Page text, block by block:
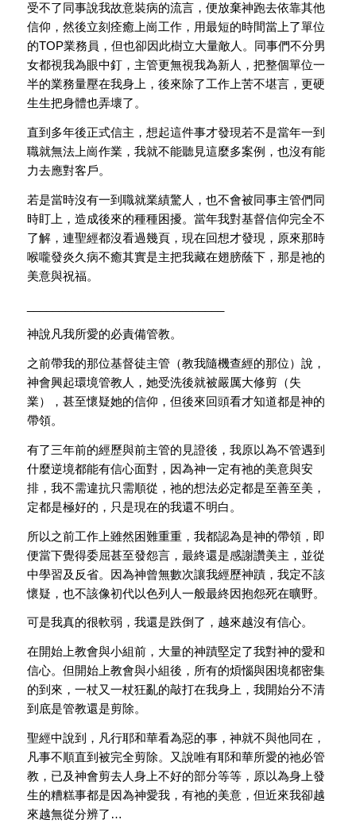
受不了同事說我故意裝病的流言，便放棄神跑去依靠其他
信仰， 然後立刻痊癒上崗工作，用最短的時間當上了單位
的TOP業務員， 但也卻因此樹立大量敵人。同事們不分男
女都視我為眼中釘， 主管更無視我為新人，把整個單位一
半的業務量壓在我身上， 後來除了工作上苦不堪言，更硬
生生把身體也弄壞了。
直到多年後正式信主， 想起這件事才發現若不是當年一到
職就無法上崗作業， 我就不能聽見這麼多案例，也沒有能
力去應對客戶。
若是當時沒有一到職就業績驚人，也不會被同事主管們同
時盯上， 造成後來的種種困擾。當年我對基督信仰完全不
了解， 連聖經都沒看過幾頁，現在回想才發現， 原來那時
喉嚨發炎久病不癒其實是主把我藏在翅膀蔭下， 那是祂的
美意與祝福。
神說凡我所愛的必責備管教。
之前帶我的那位基督徒主管（教我隨機查經的那位）說，
神會興起環境管教人，她受洗後就被嚴厲大修剪（失
業）， 甚至懷疑她的信仰，但後來回頭看才知道都是神的
帶領。
有了三年前的經歷與前主管的見證後， 我原以為不管遇到
什麼逆境都能有信心面對， 因為神一定有祂的美意與安
排，我不需違抗只需順從， 祂的想法必定都是至善至美，
定都是極好的， 只是現在的我還不明白。
所以之前工作上雖然困難重重，我都認為是神的帶領， 即
便當下覺得委屈甚至發怨言，最終還是感謝讚美主， 並從
中學習及反省。因為神曾無數次讓我經歷神蹟，我定不該
懷疑， 也不該像初代以色列人一般最終因抱怨死在曠野。
可是我真的很軟弱，我還是跌倒了，越來越沒有信心。
在開始上教會與小組前，大量的神蹟堅定了我對神的愛和
信心。 但開始上教會與小組後，所有的煩惱與困境都密集
的到來， 一杖又一杖狂亂的敲打在我身上， 我開始分不清
到底是管教還是剪除。
聖經中說到，凡行耶和華看為惡的事，神就不與他同在，
凡事不順直到被完全剪除。又說唯有耶和華所愛的祂必管
教， 已及神會剪去人身上不好的部分等等， 原以為身上發
生的糟糕事都是因為神愛我，有祂的美意， 但近來我卻越
來越無從分辨了…